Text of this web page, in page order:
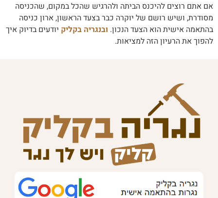
אם אתם רוצים להיכנס הביתה ולהרגיש שהכל במקום, שהכניסה
מסודרת, ושיש רושם של יוקרה כבר בצעד הראשון, ארון כניסה
בהתאמה אישית הוא הצעד הנכון. ובנגריה בקליק יודעים בדיוק איך
להפוך את הרעיון הזה למציאות.